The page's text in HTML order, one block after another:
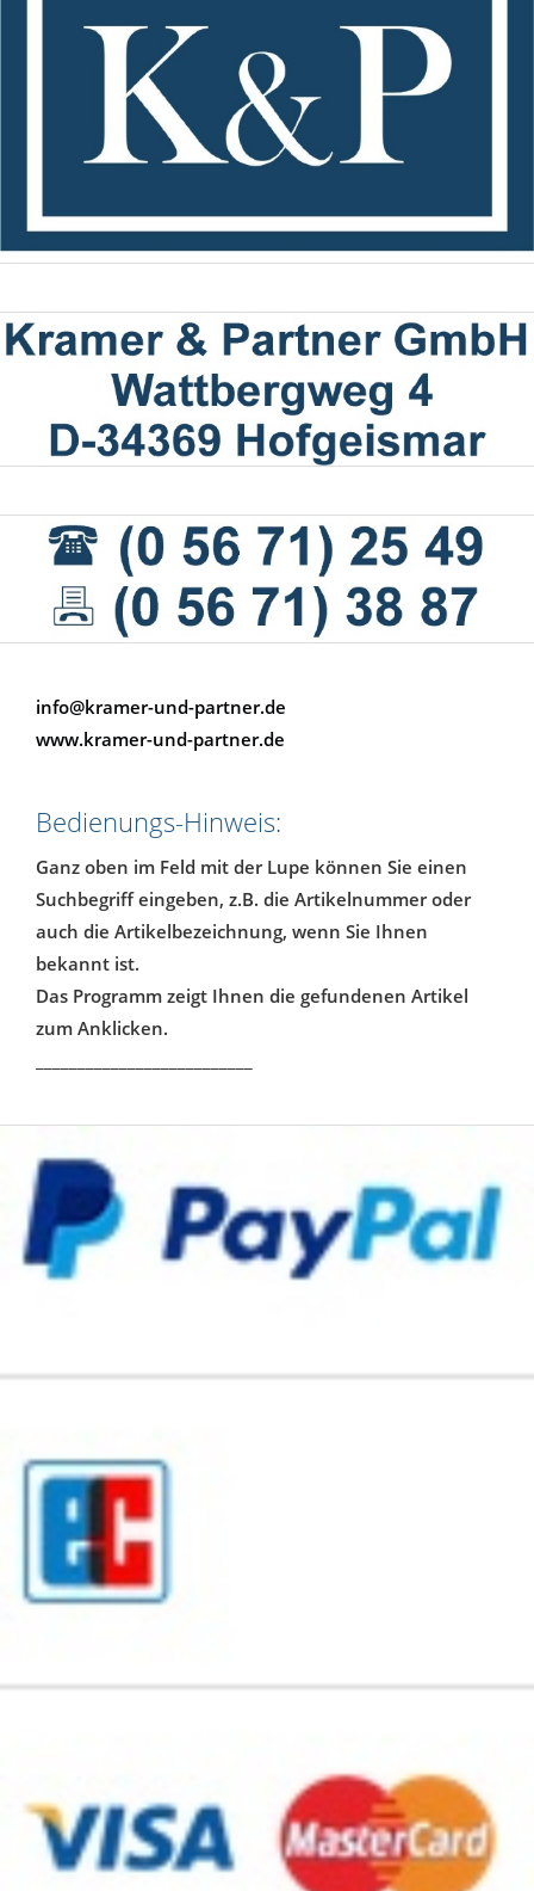
info@kramer-und-partner.de
www.kramer-und-partner.de
Bedienungs-Hinweis:
Ganz oben im Feld mit der Lupe können Sie einen
Suchbegriff eingeben, z.B. die Artikelnummer oder
auch die Artikelbezeichnung, wenn Sie Ihnen
bekannt ist.
Das Programm zeigt Ihnen die gefundenen Artikel
zum Anklicken.